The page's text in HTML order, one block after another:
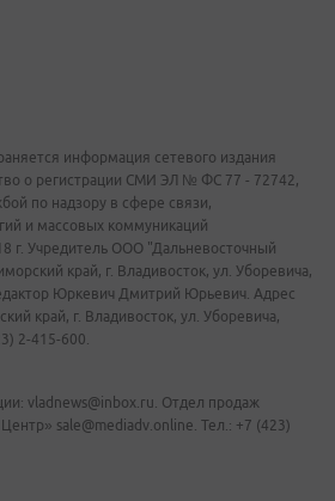
информация сетевого издания
о регистрации СМИ ЭЛ № ФС 77 - 72742,
по надзору в сфере связи,
и массовых коммуникаций
г. Учредитель ООО "Дальневосточный
край, г. Владивосток, ул. Уборевича,
Юркевич Дмитрий Юрьевич. Адрес
край, г. Владивосток, ул. Уборевича,
2-415-600.
vladnews@inbox.ru. Отдел продаж
sale@mediadv.online. Тел.: +7 (423)